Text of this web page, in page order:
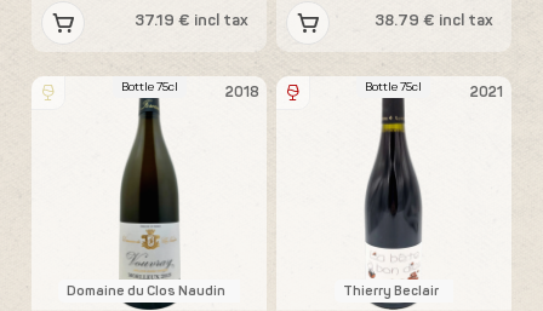
37.19 € incl tax 38.79 € incl tax
2018
Bottle 75cl
Domaine du Clos Naudin
2021
Bottle 75cl
Thierry Beclair